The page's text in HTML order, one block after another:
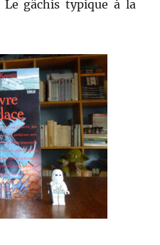
Le gâchis typique à la